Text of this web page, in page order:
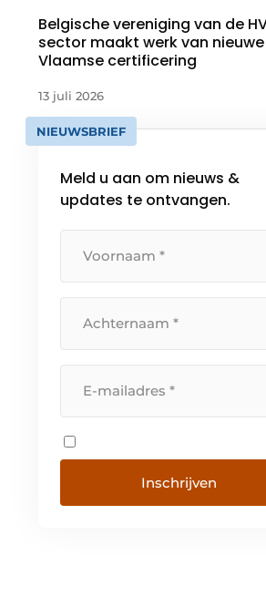
Belgische vereniging van de
sector maakt werk van nieuwe
Vlaamse certificering
13 juli 2026
NIEUWSBRIEF
Meld u aan om nieuws &
updates te ontvangen.